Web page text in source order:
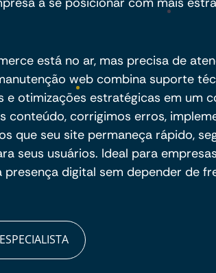
está no ar, mas precisa de
web combina suporte
e otimizações estratégicas em um
conteúdo, corrigimos erros,
que seu site permaneça rápido,
seus usuários. Ideal para
digital sem depender de